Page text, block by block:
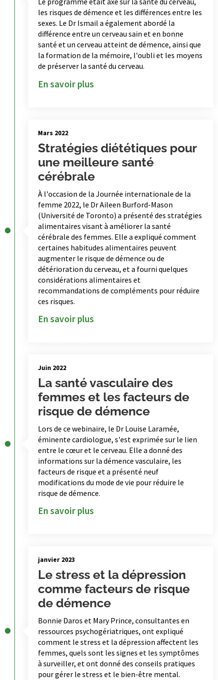
les risques de démence et les différences entre les
sexes. Le Dr Ismail a également abordé la
différence entre un cerveau sain et en bonne
santé et un cerveau atteint de démence, ainsi que
la formation de la mémoire, l'oubli et les moyens
de préserver la santé du cerveau.
En savoir plus
Mars 2022
Stratégies diététiques pour
une meilleure santé
cérébrale
À l'occasion de la Journée internationale de la
femme 2022, le Dr Aileen Burford-Mason
(Université de Toronto) a présenté des stratégies
alimentaires visant à améliorer la santé
cérébrale des femmes. Elle a expliqué comment
certaines habitudes alimentaires peuvent
augmenter le risque de démence ou de
détérioration du cerveau, et a fourni quelques
considérations alimentaires et
recommandations de compléments pour réduire
ces risques.
En savoir plus
Juin 2022
La santé vasculaire des
femmes et les facteurs de
risque de démence
Lors de ce webinaire, le Dr Louise Laramée,
éminente cardiologue, s'est exprimée sur le lien
entre le cœur et le cerveau. Elle a donné des
informations sur la démence vasculaire, les
facteurs de risque et a présenté neuf
modifications du mode de vie pour réduire le
risque de démence.
En savoir plus
janvier 2023
Le stress et la dépression
comme facteurs de risque
de démence
Bonnie Daros et Mary Prince, consultantes en
ressources psychogériatriques, ont expliqué
comment le stress et la dépression affectent les
femmes, quels sont les signes et les symptômes
à surveiller, et ont donné des conseils pratiques
pour gérer le stress et le bien-être mental.